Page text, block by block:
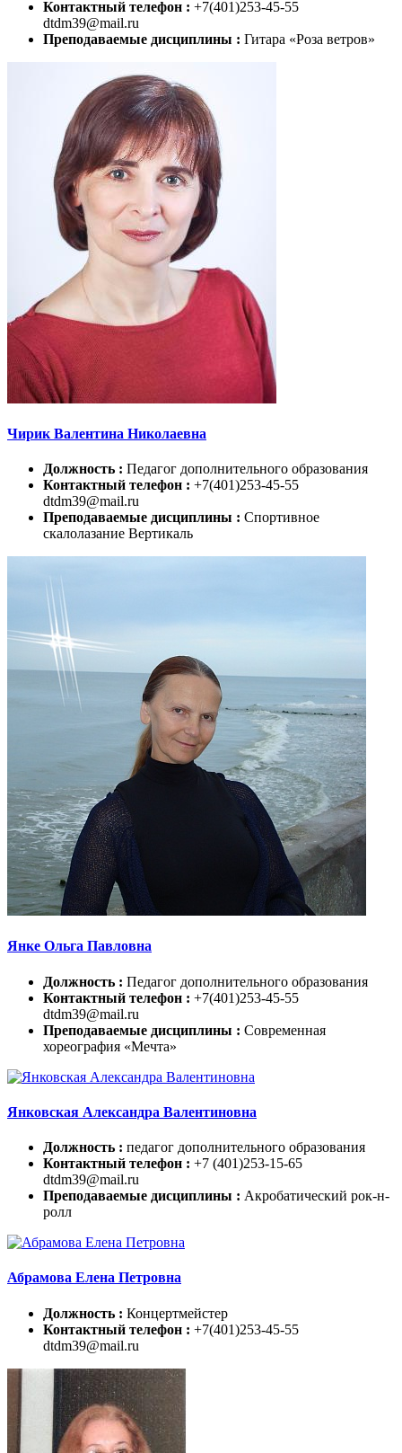
Контактный телефон : +7(401)253-45-55
dtdm39@mail.ru
Преподаваемые дисциплины : Гитара «Роза ветров»
Чирик Валентина Николаевна
Должность : Педагог дополнительного образования
Контактный телефон : +7(401)253-45-55
dtdm39@mail.ru
Преподаваемые дисциплины : Спортивное
скалолазание Вертикаль
Янке Ольга Павловна
Должность : Педагог дополнительного образования
Контактный телефон : +7(401)253-45-55
dtdm39@mail.ru
Преподаваемые дисциплины : Современная
хореография «Мечта»
Янковская Александра Валентиновна
Должность : педагог дополнительного образования
Контактный телефон : +7 (401)253-15-65
dtdm39@mail.ru
Преподаваемые дисциплины : Акробатический рок-н-
ролл
Абрамова Елена Петровна
Должность : Концертмейстер
Контактный телефон : +7(401)253-45-55
dtdm39@mail.ru